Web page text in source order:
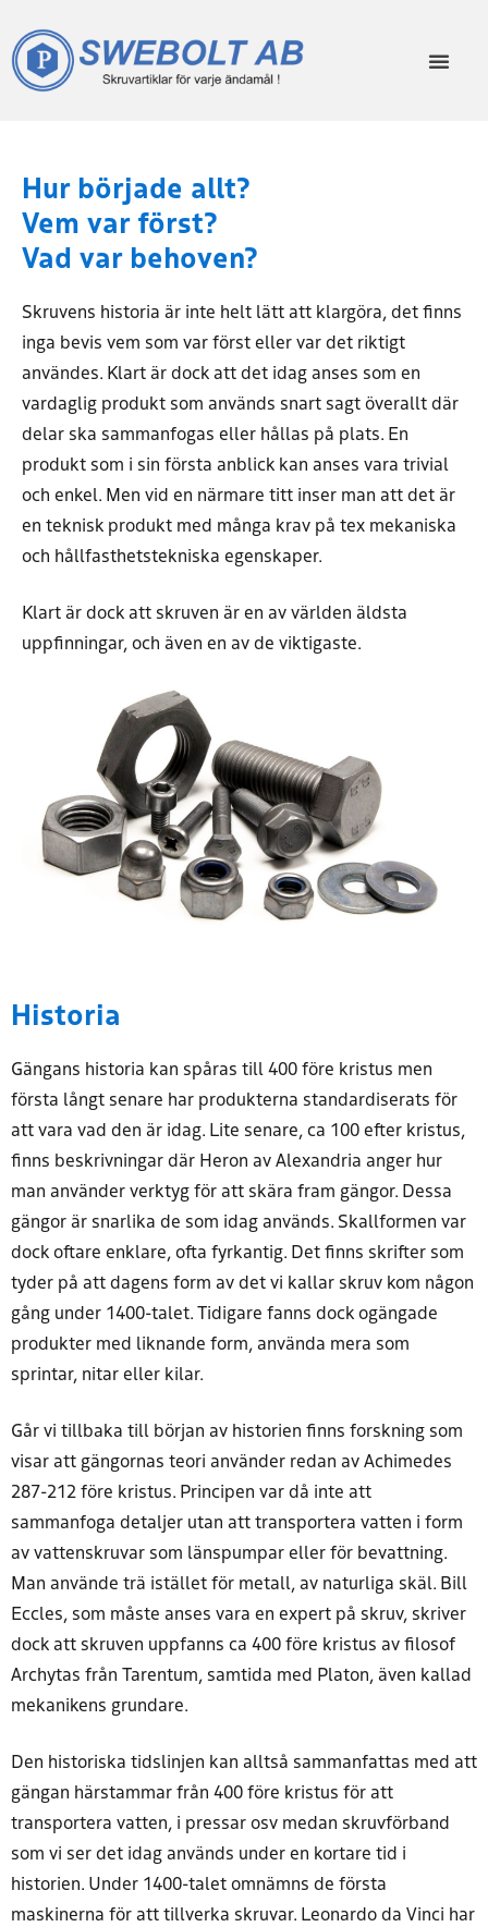
Hur började allt?
Vem var först?
Vad var behoven?
Skruvens historia är inte helt lätt att klargöra, det finns
inga bevis vem som var först eller var det riktigt
användes. Klart är dock att det idag anses som en
vardaglig produkt som används snart sagt överallt där
delar ska sammanfogas eller hållas på plats. En
produkt som i sin första anblick kan anses vara trivial
och enkel. Men vid en närmare titt inser man att det är
en teknisk produkt med många krav på tex mekaniska
och hållfasthetstekniska egenskaper.
Klart är dock att skruven är en av världen äldsta
uppfinningar, och även en av de viktigaste.
Historia
Gängans historia kan spåras till 400 före kristus men
första långt senare har produkterna standardiserats för
att vara vad den är idag. Lite senare, ca 100 efter kristus,
finns beskrivningar där Heron av Alexandria anger hur
man använder verktyg för att skära fram gängor. Dessa
gängor är snarlika de som idag används. Skallformen var
dock oftare enklare, ofta fyrkantig. Det finns skrifter som
tyder på att dagens form av det vi kallar skruv kom någon
gång under 1400-talet. Tidigare fanns dock ogängade
produkter med liknande form, använda mera som
sprintar, nitar eller kilar.
Går vi tillbaka till början av historien finns forskning som
visar att gängornas teori använder redan av Achimedes
287-212 före kristus. Principen var då inte att
sammanfoga detaljer utan att transportera vatten i form
av vattenskruvar som länspumpar eller för bevattning.
Man använde trä istället för metall, av naturliga skäl. Bill
Eccles, som måste anses vara en expert på skruv, skriver
dock att skruven uppfanns ca 400 före kristus av filosof
Archytas från Tarentum, samtida med Platon, även kallad
mekanikens grundare.
Den historiska tidslinjen kan alltså sammanfattas med att
gängan härstammar från 400 före kristus för att
transportera vatten, i pressar osv medan skruvförband
som vi ser det idag används under en kortare tid i
historien. Under 1400-talet omnämns de första
maskinerna för att tillverka skruvar. Leonardo da Vinci har